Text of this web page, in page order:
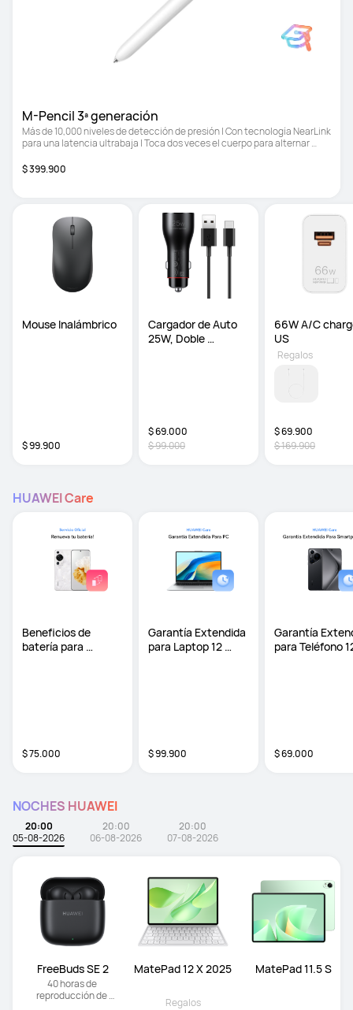
M-Pencil 3ª generación
Más de 10,000 niveles de detección de presión | Con tecnología NearLink
para una latencia ultrabaja | Toca dos veces el cuerpo para alternar
$ 399.900
Mouse Inalámbrico
$ 99.900
Cargador de Auto
25W, Doble
$ 69.000
$ 99.000
66W A/C
US
$ 69.900
$ 169.900
Regalos
HUAWEI Care
Beneficios de
batería para
$ 75.000
Garantía Extendida
para Laptop 12
$ 99.900
Garantía
para Teléfono
$ 69.000
NOCHES HUAWEI
20:00
05-08-2026
20:00
06-08-2026
20:00
07-08-2026
FreeBuds SE 2
40 horas de
reproducción de
MatePad 12 X 2025
Regalos
MatePad 11.5 S